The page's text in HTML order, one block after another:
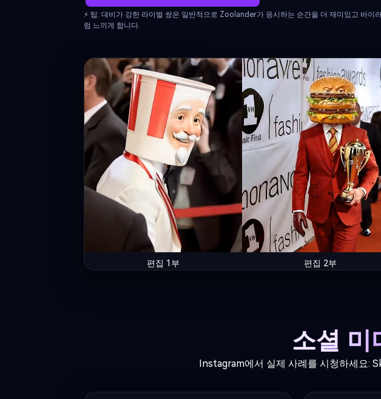
⚡ 팁: 대비가 강한 라이벌 쌍은 일반적으로 Zoolander가 응시하는 순간을 더 재미있고 바이
럼 느끼게 합니다.
편집 1부 편집 2부
소셜 미
Instagram에서 실제 사례를 시청하세요: